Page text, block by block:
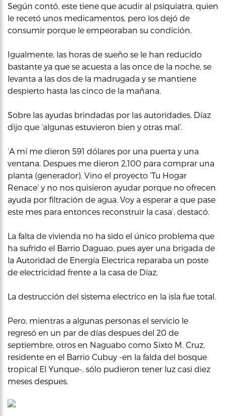
Según contó, este tiene que acudir al psiquiatra, quien
le recetó unos medicamentos, pero los dejó de
consumir porque le empeoraban su condición.
Igualmente, las horas de sueño se le han reducido
bastante ya que se acuesta a las once de la noche, se
levanta a las dos de la madrugada y se mantiene
despierto hasta las cinco de la mañana.
Sobre las ayudas brindadas por las autoridades, Díaz
dijo que ‘algunas estuvieron bien y otras mal’.
‘A mí me dieron 591 dólares por una puerta y una
ventana. Despues me dieron 2,100 para comprar una
planta (generador). Vino el proyecto ‘Tu Hogar
Renace’ y no nos quisieron ayudar porque no ofrecen
ayuda por filtración de agua. Voy a esperar a que pase
este mes para entonces reconstruir la casa’, destacó.
La falta de vivienda no ha sido el único problema que
ha sufrido el Barrio Daguao, pues ayer una brigada de
la Autoridad de Energía Electrica reparaba un poste
de electricidad frente a la casa de Díaz.
La destrucción del sistema electrico en la isla fue total.
Pero, mientras a algunas personas el servicio le
regresó en un par de días despues del 20 de
septiembre, otros en Naguabo como Sixto M. Cruz,
residente en el Barrio Cubuy -en la falda del bosque
tropical El Yunque-, sólo pudieron tener luz casi diez
meses despues.